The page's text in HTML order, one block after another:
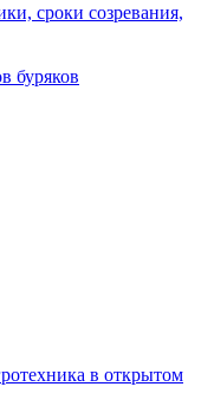
сроки созревания,
буряков
в открытом